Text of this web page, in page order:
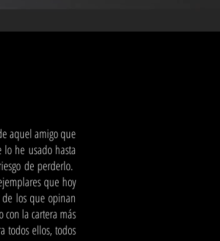
aquel amigo que
he usado hasta
de perderlo.
que hoy
los que opinan
con la cartera más
todos ellos, todos